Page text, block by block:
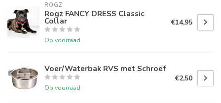
ROGZ
Rogz FANCY DRESS Classic
Collar
Op voorraad
€14,95
Voer/Waterbak RVS met Schroef
Op voorraad
€2,50